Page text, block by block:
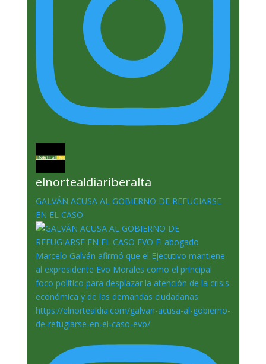
elnortealdiariberalta
GALVÁN ACUSA AL GOBIERNO DE REFUGIARSE
EN EL CASO